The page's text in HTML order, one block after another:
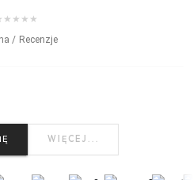
★ ★ ★ ★
/ Recenzje
WIĘCEJ...